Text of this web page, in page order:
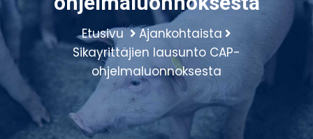
Etusivu
Ajankohtaista
Sikayrittäjien lausunto CAP-
ohjelmaluonnoksesta